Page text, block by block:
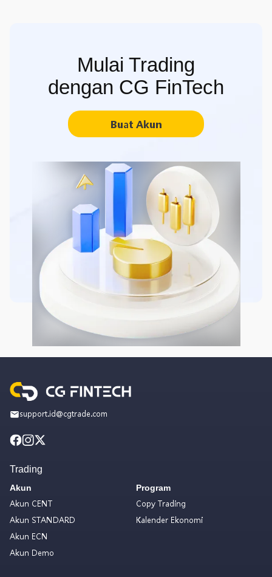
Mulai Trading
dengan CG FinTech
Buat Akun
support.id@cgtrade.com
Trading
Akun
Akun CENT
Akun STANDARD
Akun ECN
Akun Demo
Program
Copy Trading
Kalender Ekonomi